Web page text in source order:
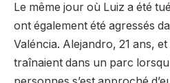
Le même jour où Luiz a été
ont également été agressés
Valéncia. Alejandro, 21 ans,
traînaient dans un parc